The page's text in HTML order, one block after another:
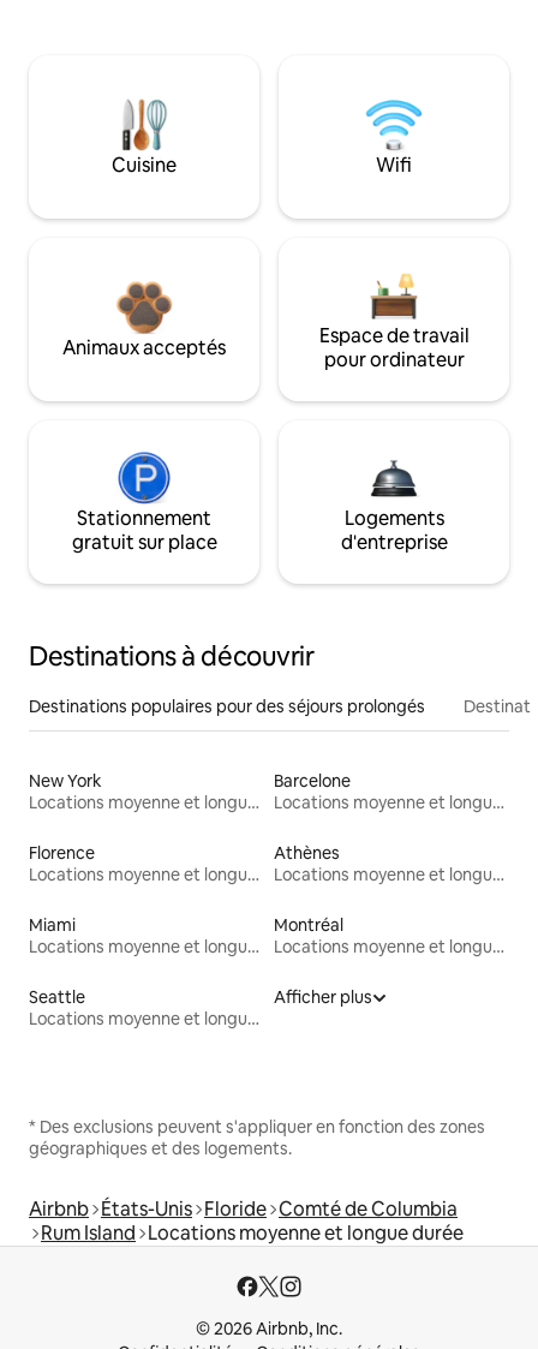
Cuisine Wifi
Animaux acceptés
Espace de travail
pour ordinateur
Stationnement
gratuit sur place
Logements
d'entreprise
Destinations à découvrir
Destinations populaires pour des séjours prolongés
New York
Locations moyenne et longue durée
Barcelone
Locations moyenne et longue durée
Florence
Locations moyenne et longue durée
Athènes
Locations moyenne et longue durée
Miami
Locations moyenne et longue durée
Montréal
Locations moyenne et longue durée
Seattle
Locations moyenne et longue durée
Afficher plus
* Des exclusions peuvent s'appliquer en fonction des zones
géographiques et des logements.
Airbnb États-Unis Floride Comté de Columbia
Rum Island Locations moyenne et longue durée
© 2026 Airbnb, Inc.